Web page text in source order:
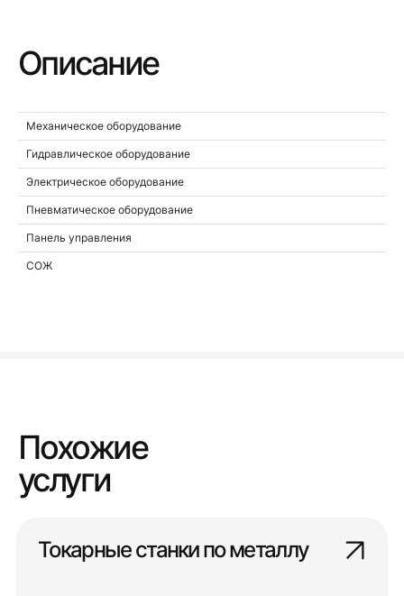
Описание
Механическое оборудование
Гидравлическое оборудование
Электрическое оборудование
Пневматическое оборудование
Панель управления
СОЖ
Похожие
услуги
Токарные станки по металлу